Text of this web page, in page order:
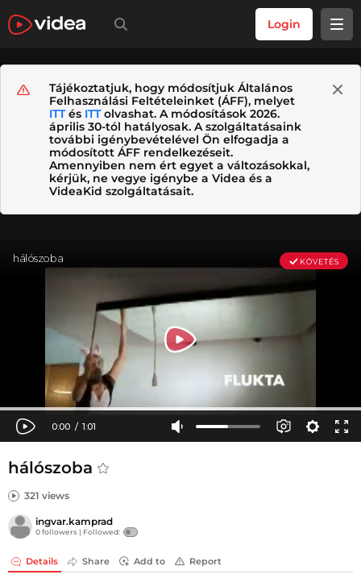
Login
Tájékoztatjuk, hogy módosítjuk Általános
Felhasználási Feltételeinket (ÁFF), melyet
ITTés ITTolvashat. A módosítások 2026.
április 30-tól hatályosak. A szolgáltatásaink
további igénybevételével Ön elfogadja a
módosított ÁFF rendelkezéseit.
Amennyiben nem ért egyet a változásokkal,
kérjük, ne vegye igénybe a Videa és a
VideaKid szolgáltatásait.
hálószoba
321 views
ingvar.kamprad
0 followers | Followed:
Details Share Add to Report